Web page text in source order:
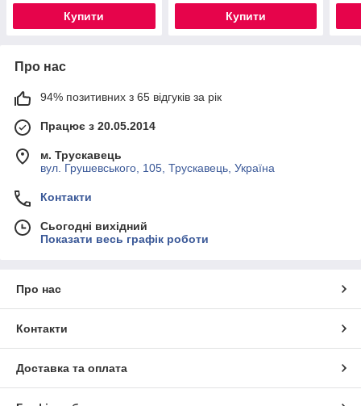
Купити Купити
Про нас
94% позитивних з 65 відгуків за рік
Працює з 20.05.2014
м. Трускавець
вул. Грушевського, 105, Трускавець, Україна
Контакти
Сьогодні вихідний
Показати весь графік роботи
Про нас
Контакти
Доставка та оплата